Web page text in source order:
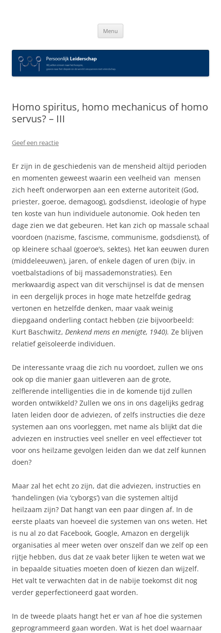
Menu
Homo spiritus, homo mechanicus of homo
servus? – III
Geef een reactie
Er zijn in de geschiedenis van de mensheid altijd perioden
en momenten geweest waarin een veelheid van mensen
zich heeft onderworpen aan een externe autoriteit (God,
priester, goeroe, demagoog), godsdienst, ideologie of hype
ten koste van hun individuele autonomie. Ook heden ten
dage zien we dat gebeuren. Het kan zich op massale schaal
voordoen (nazisme, fascisme, communisme, godsdienst), of
op kleinere schaal (goeroe’s, sektes). Het kan eeuwen duren
(middeleeuwen), jaren, of enkele dagen of uren (bijv. in
voetbalstadions of bij massademonstraties). Een
merkwaardig aspect van dit verschijnsel is dat de mensen
in een dergelijk proces in hoge mate hetzelfde gedrag
vertonen en hetzelfde denken, maar vaak weinig
diepgaand onderling contact hebben (zie bijvoorbeeld:
Kurt Baschwitz, Denkend mens en menigte, 1940). Ze blijven
relatief geïsoleerde individuen.
De interessante vraag die zich nu voordoet, zullen we ons
ook op die manier gaan uitleveren aan de grote,
zelflerende intelligenties die in de komende tijd zullen
worden ontwikkeld? Zullen we ons in ons dagelijks gedrag
laten leiden door de adviezen, of zelfs instructies die deze
systemen aan ons voorleggen, met name als blijkt dat die
adviezen en instructies veel sneller en veel effectiever tot
voor ons heilzame gevolgen leiden dan we dat zelf kunnen
doen?
Maar zal het echt zo zijn, dat die adviezen, instructies en
‘handelingen (via ‘cyborgs’) van die systemen altijd
heilzaam zijn? Dat hangt van een paar dingen af. In de
eerste plaats van hoeveel die systemen van ons weten. Het
is nu al zo dat Facebook, Google, Amazon en dergelijk
organisaties al meer weten over onszelf dan we zelf op een
rijtje hebben, dus dat ze vaak beter lijken te weten wat we
in bepaalde situaties moeten doen of kiezen dan wijzelf.
Het valt te verwachten dat in de nabije toekomst dit nog
verder geperfectioneerd gaat worden.
In de tweede plaats hangt het er van af hoe die systemen
geprogrammeerd gaan worden. Wat is het doel waarnaar